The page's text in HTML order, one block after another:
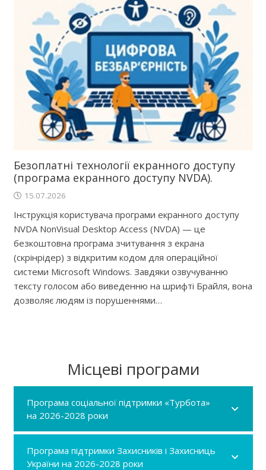
Безоплатні технології екранного доступу
(програма екранного доступу NVDA).
15.07.2026
Інструкція користувача програми екранного доступу
NVDA NonVisual Desktop Access (NVDA) — це
безкоштовна програма зчитування з екрана
(скрінрідер) з відкритим кодом для операційної
системи Microsoft Windows. Завдяки озвучуванню
тексту голосом або виведенню на шрифті Брайля, вона
дозволяє людям із порушеннями…
Місцеві програми
Програма соціальної підтримки «Турбота»
на 2026-2028 роки
Програма підтримки Захисників і Захисниць
України на 2026-2028 роки